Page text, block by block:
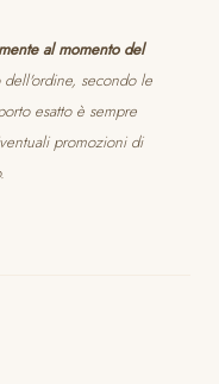
al momento del
secondo le
esatto è sempre
promozioni di